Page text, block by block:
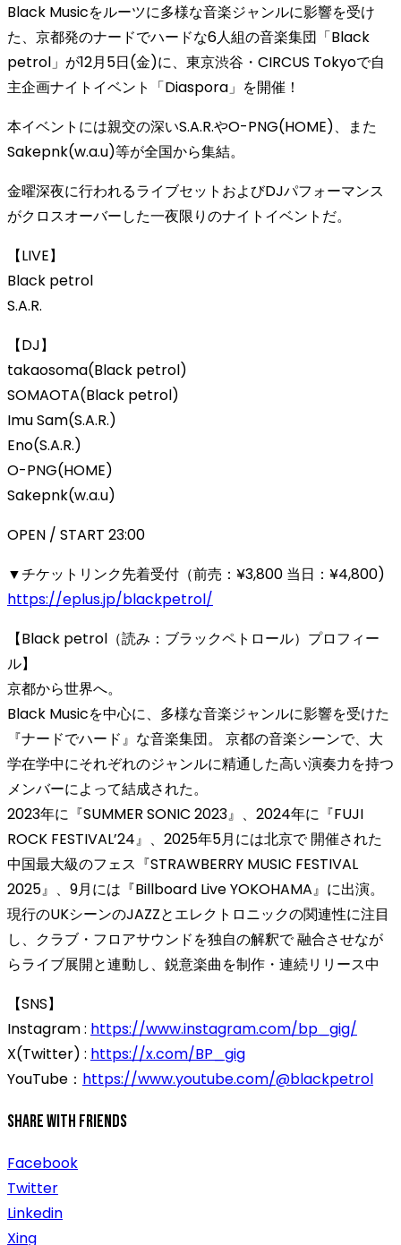
Black Musicをルーツに多様な音楽ジャンルに影響を受け
た、京都発のナードでハードな6人組の音楽集団「Black
petrol」が12月5日(金)に、東京渋谷・CIRCUS Tokyoで自
主企画ナイトイベント「Diaspora」を開催！
本イベントには親交の深いS.A.R.やO-PNG(HOME)、また
Sakepnk(w.a.u)等が全国から集結。
金曜深夜に行われるライブセットおよびDJパフォーマンス
がクロスオーバーした一夜限りのナイトイベントだ。
【LIVE】
Black petrol
S.A.R.
【DJ】
takaosoma(Black petrol)
SOMAOTA(Black petrol)
Imu Sam(S.A.R.)
Eno(S.A.R.)
O-PNG(HOME)
Sakepnk(w.a.u)
OPEN / START 23:00
▼チケットリンク先着受付（前売：¥3,800 当日：¥4,800)
https://eplus.jp/blackpetrol/
【Black petrol（読み：ブラックペトロール）プロフィー
ル】
京都から世界へ。
Black Musicを中心に、多様な音楽ジャンルに影響を受けた
『ナードでハード』な音楽集団。 京都の音楽シーンで、大
学在学中にそれぞれのジャンルに精通した高い演奏力を持つ
メンバーによって結成された。
2023年に『SUMMER SONIC 2023』、2024年に『FUJI
ROCK FESTIVAL’24』、2025年5月には北京で 開催された
中国最大級のフェス『STRAWBERRY MUSIC FESTIVAL
2025』、9月には『Billboard Live YOKOHAMA』に出演。
現行のUKシーンのJAZZとエレクトロニックの関連性に注目
し、クラブ・フロアサウンドを独自の解釈で 融合させなが
らライブ展開と連動し、鋭意楽曲を制作・連続リリース中
【SNS】
Instagram : https://www.instagram.com/bp_gig/
X(Twitter) : https://x.com/BP_gig
YouTube： https://www.youtube.com/@blackpetrol
Share With Friends
Facebook
Twitter
Linkedin
Xing